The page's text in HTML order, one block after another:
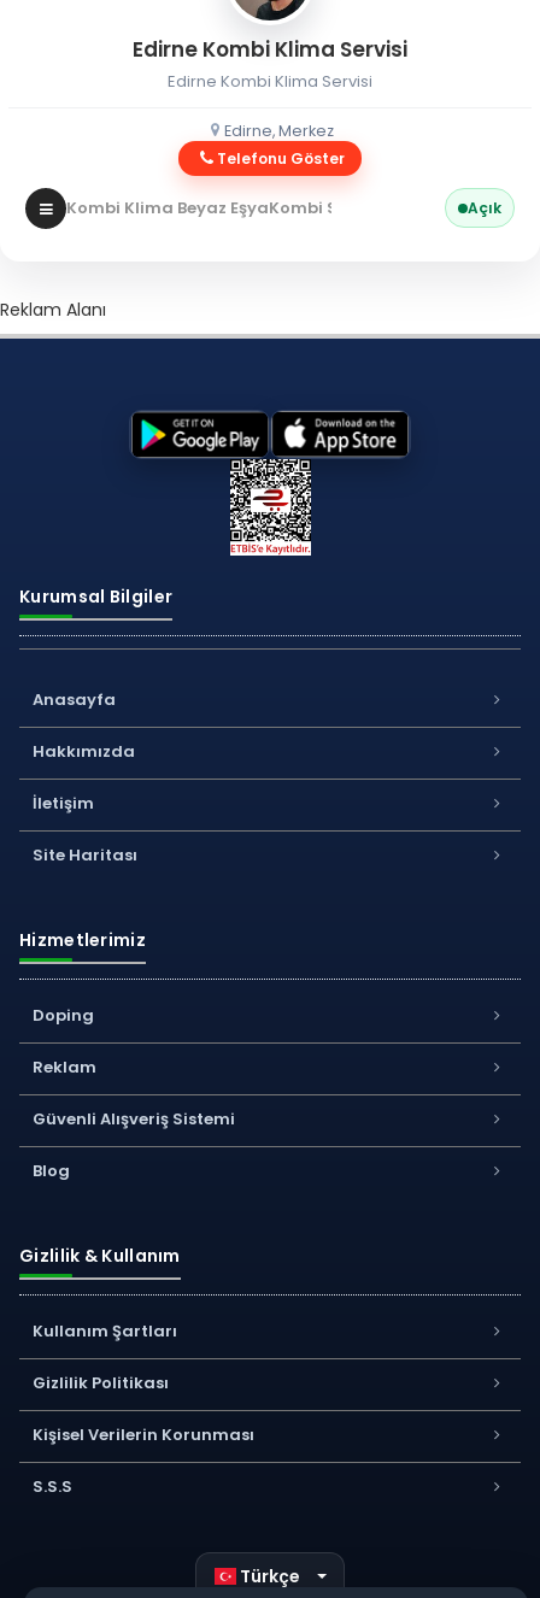
Edirne Kombi Klima Servisi
Edirne Kombi Klima Servisi
Edirne, Merkez
Telefonu Göster
Kombi Klima Beyaz EşyaKombi Servisi Açık
Reklam Alanı
Kurumsal Bilgiler
Anasayfa
Hakkımızda
İletişim
Site Haritası
Hizmetlerimiz
Doping
Reklam
Güvenli Alışveriş Sistemi
Blog
Gizlilik & Kullanım
Kullanım Şartları
Gizlilik Politikası
Kişisel Verilerin Korunması
S.S.S
Türkçe